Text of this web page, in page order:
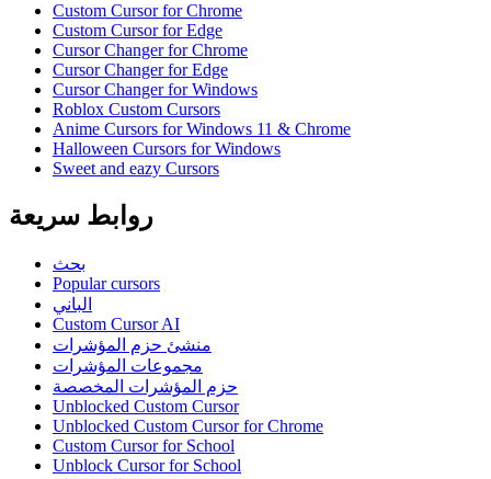
Custom Cursor for Chrome
Custom Cursor for Edge
Cursor Changer for Chrome
Cursor Changer for Edge
Cursor Changer for Windows
Roblox Custom Cursors
Anime Cursors for Windows 11 & Chrome
Halloween Cursors for Windows
Sweet and eazy Cursors
روابط سريعة
بحث
Popular cursors
الباني
Custom Cursor AI
منشئ حزم المؤشرات
مجموعات المؤشرات
حزم المؤشرات المخصصة
Unblocked Custom Cursor
Unblocked Custom Cursor for Chrome
Custom Cursor for School
Unblock Cursor for School